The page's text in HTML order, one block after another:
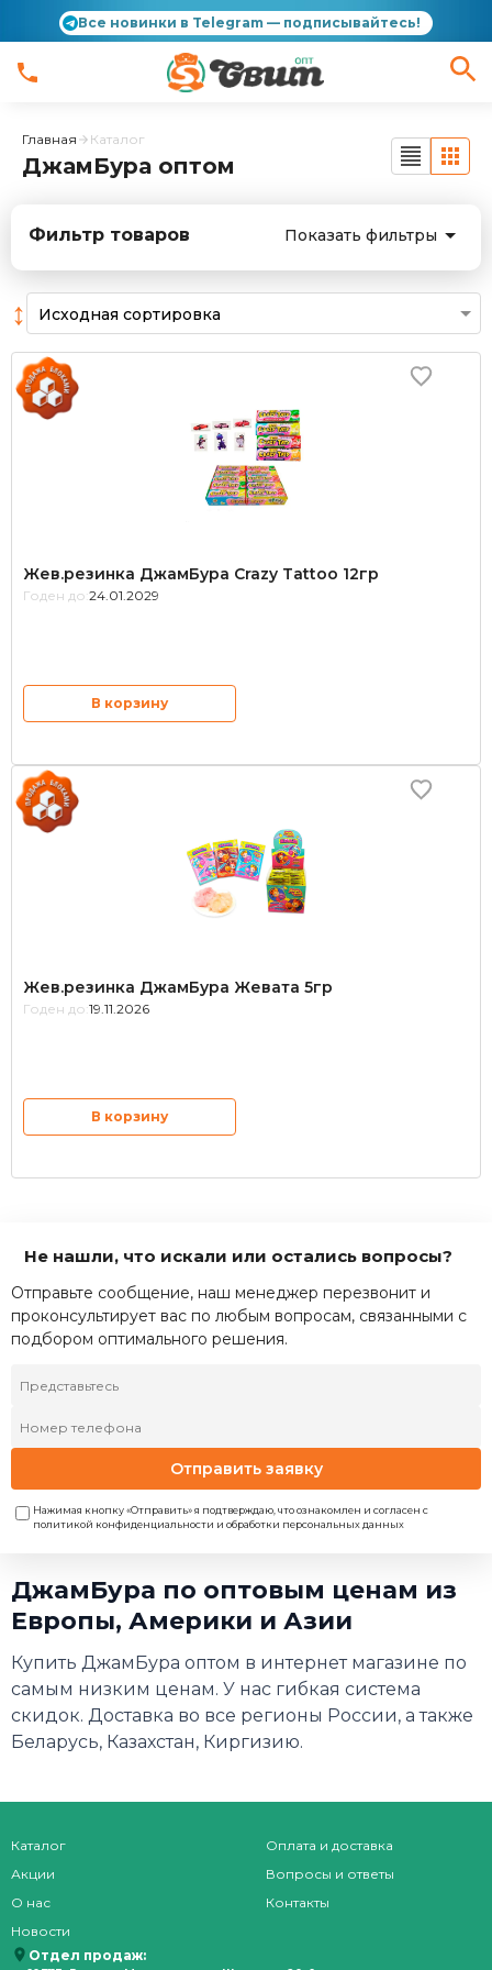
Все новинки в Telegram — подписывайтесь!
Главная Каталог
ДжамБура оптом
Фильтр товаров Показать фильтры
↕
Жев.резинка ДжамБура Crazy Tattoo 12гр
Годен до: 24.01.2029
В корзину
Жев.резинка ДжамБура Жевата 5гр
Годен до: 19.11.2026
В корзину
Не нашли, что искали или остались вопросы?
Отправьте сообщение, наш менеджер перезвонит и
проконсультирует вас по любым вопросам, связанными с
подбором оптимального решения.
Отправить заявку
Нажимая кнопку «Отправить» я подтверждаю, что ознакомлен и согласен с
политикой конфиденциальности и обработки персональных данных
ДжамБура по оптовым ценам из
Европы, Америки и Азии
Купить ДжамБура оптом в интернет магазине по
самым низким ценам. У нас гибкая система
скидок. Доставка во все регионы России, а также
Беларусь, Казахстан, Киргизию.
Каталог
Акции
О нас
Новости
Оплата и доставка
Вопросы и ответы
Контакты
Отдел продаж: